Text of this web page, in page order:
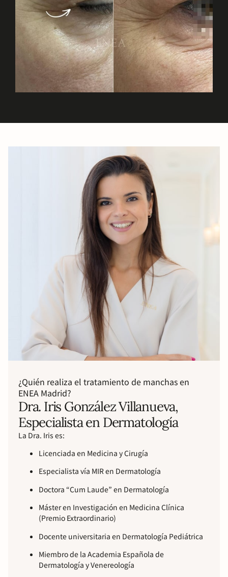
¿Quién realiza el tratamiento de manchas en
ENEA Madrid?
Dra. Iris González Villanueva,
Especialista en Dermatología
La Dra. Iris es:
Licenciada en Medicina y Cirugía
Especialista vía MIR en Dermatología
Doctora “Cum Laude” en Dermatología
Máster en Investigación en Medicina Clínica
(Premio Extraordinario)
Docente universitaria en Dermatología Pediátrica
Miembro de la Academia Española de
Dermatología y Venereología